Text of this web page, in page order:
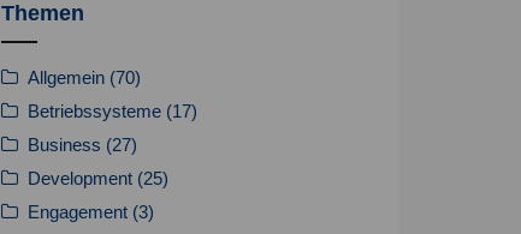
Themen
Allgemein (70)
Betriebssysteme (17)
Business (27)
Development (25)
Engagement (3)